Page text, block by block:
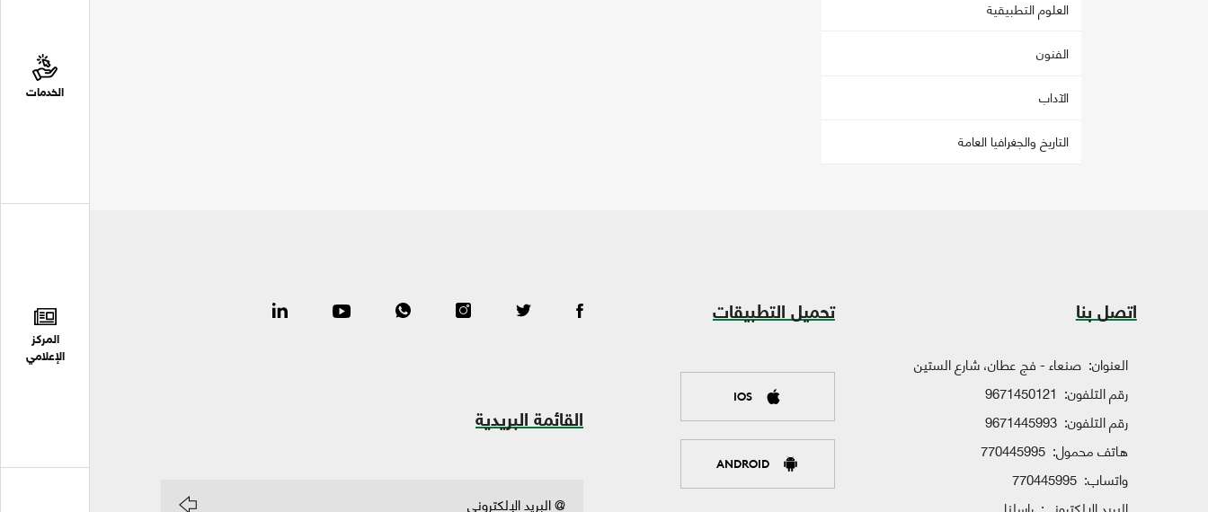
الخدمات
المركز
الإعلامي
العلوم التطبيقية
الفنون
الآداب
التاريخ والجغرافيا العامة
اتصل بنا
العنوان: صنعاء - فج عطان، شارع الستين
رقم التلفون: 9671450121
رقم التلفون: 9671445993
هاتف محمول: 770445995
واتساب: 770445995
تحميل التطبيقات
IOS
ANDROID
القائمة البريدية